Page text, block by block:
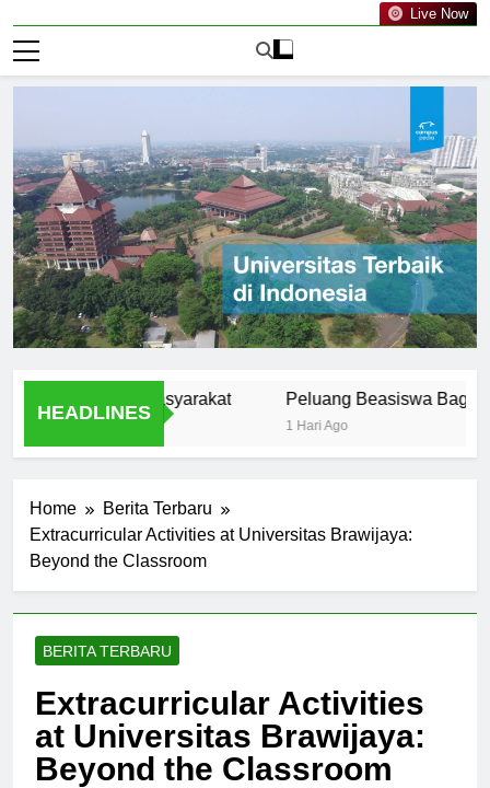
Live Now
HEADLINES
dalam Masyarakat Peluang Beasiswa Bagi
1 Hari Ago
Home
Berita Terbaru
Extracurricular Activities at Universitas Brawijaya:
Beyond the Classroom
BERITA TERBARU
Extracurricular Activities
at Universitas Brawijaya:
Beyond the Classroom